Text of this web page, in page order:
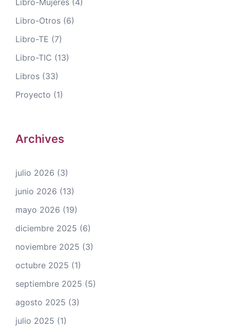
Libro-Otros (6)
Libro-TE (7)
Libro-TIC (13)
Libros (33)
Proyecto (1)
Archives
julio 2026 (3)
junio 2026 (13)
mayo 2026 (19)
diciembre 2025 (6)
noviembre 2025 (3)
octubre 2025 (1)
septiembre 2025 (5)
agosto 2025 (3)
julio 2025 (1)